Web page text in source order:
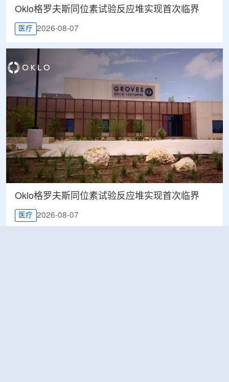
Oklo格罗夫斯同位素试验反应堆实现首次临界
医疗 2026-08-07
Oklo格罗夫斯同位素试验反应堆实现首次临界
医疗 2026-08-07